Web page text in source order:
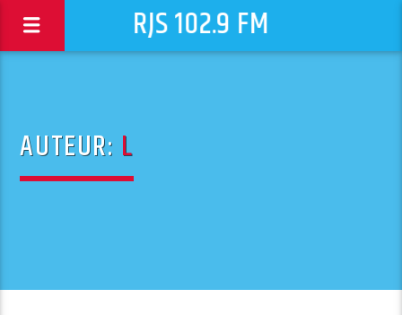
RJS 102.9 FM
AUTEUR: L